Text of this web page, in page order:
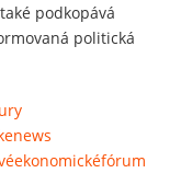
podkopává
politická